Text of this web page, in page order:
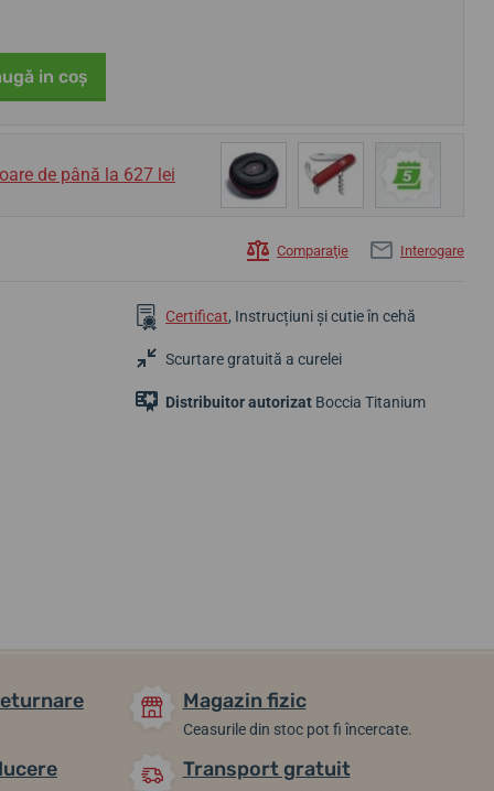
in coş
de până la 627 lei
Comparaţie Interogare
Certificat, Instrucțiuni și cutie în cehă
Scurtare gratuită a curelei
Distribuitor autorizat Boccia Titanium
Magazin fizic
Ceasurile din stoc pot fi încercate.
Transport gratuit